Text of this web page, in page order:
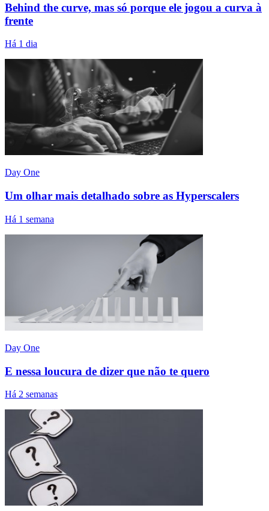
Behind the curve, mas só porque ele jogou a curva à
frente
Há 1 dia
Day One
Um olhar mais detalhado sobre as Hyperscalers
Há 1 semana
Day One
E nessa loucura de dizer que não te quero
Há 2 semanas